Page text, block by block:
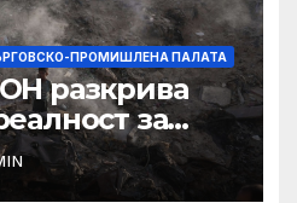
ПРОМИШЛЕНА ПАЛАТА
разкрива
за
в Газа,